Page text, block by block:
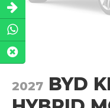
2027 BYD